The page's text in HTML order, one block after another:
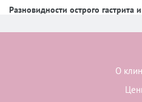
Разновидности острого гастрита
О